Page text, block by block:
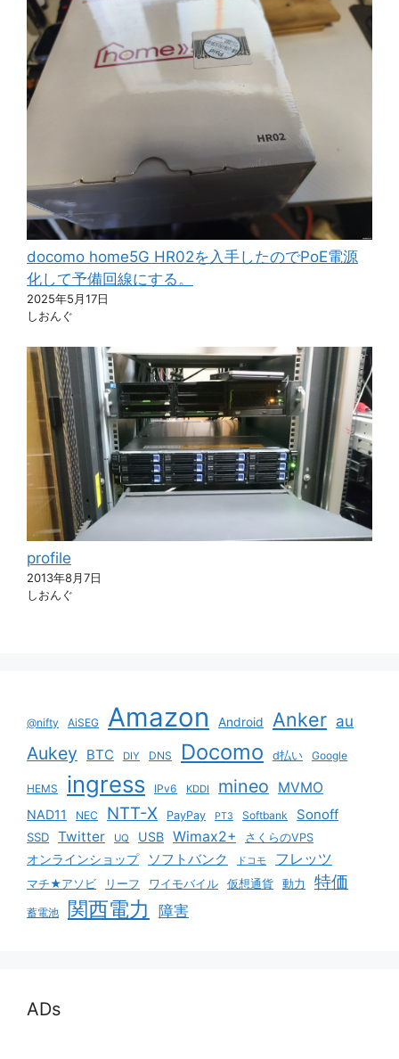
docomo home5G HR02を入手したのでPoE電源
化して予備回線にする。
2025年5月17日
しおんぐ
profile
2013年8月7日
しおんぐ
@nifty AiSEG Amazon Android Anker au
Aukey BTC DIY DNS Docomo d払い Google
HEMS ingress IPv6 KDDI mineo MVMO
NAD11 NEC NTT-X PayPay PT3 Softbank Sonoff
SSD Twitter UQ USB Wimax2+ さくらのVPS
オンラインショップ ソフトバンク ドコモ フレッツ
マチ★アソビ リーフ ワイモバイル 仮想通貨 動力 特価
蓄電池 関西電力 障害
ADs